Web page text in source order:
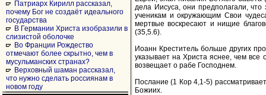
Патриарх Кирилл рассказал,
почему Бог не создаёт идеального
государства
В Германии Христа изобразили в
слизистой оболочке
Во Франции Рождество
отмечают более скрытно, чем в
мусульманских странах?
Верховный шаман рассказал,
что нужно сделать россиянам в
новом году
дела Иисуса, они предполагали,
ученикам и окружающим Свои
мертвые воскресают и нищие
(35,5.6).
Иоанн Креститель больше других
указывает на Христа яснее, чем
возвещает о рабе Господнем.
Послание (1 Кор 4,1-5)
Божиих.